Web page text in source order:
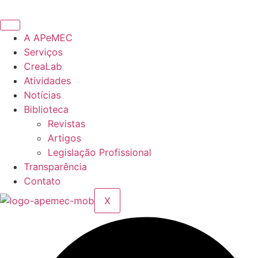
para
conteúdo
A APeMEC
Serviços
CreaLab
Atividades
Notícias
Biblioteca
Revistas
Artigos
Legislação Profissional
Transparência
Contato
X